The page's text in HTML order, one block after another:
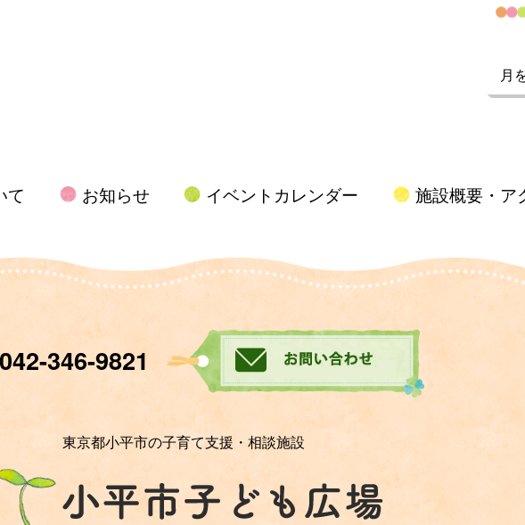
て お知らせ イベントカレンダー 施設概要・ア
042-346-9821
東京都小平市の子育て支援・相談施設